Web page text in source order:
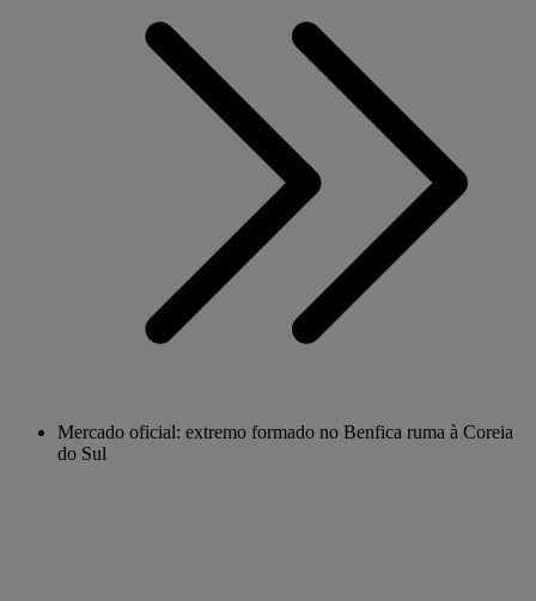
Mercado oficial: extremo formado no Benfica ruma à Coreia
do Sul